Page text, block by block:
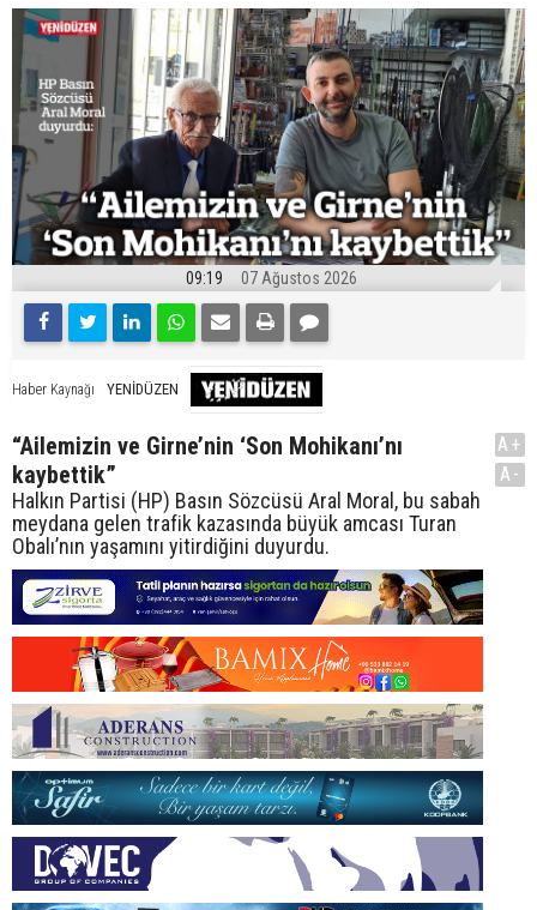
09:19 07 Ağustos 2026
Haber Kaynağı YENİDÜZEN
“Ailemizin ve Girne’nin ‘Son Mohikanı’nı
kaybettik”
Halkın Partisi (HP) Basın Sözcüsü Aral Moral, bu sabah
meydana gelen trafik kazasında büyük amcası Turan
Obalı’nın yaşamını yitirdiğini duyurdu.
A+
A-